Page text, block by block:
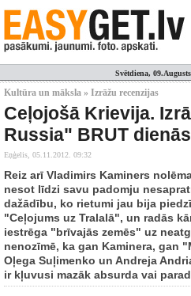
Svētdiena,
Kultūra un māksla » Izrāžu recenzijas
Ceļojošā Krievija.
Russia" BRUT
Eņģelis, 05.11.2012. 09:32
Reiz arī Vladimirs Kaminers
nesot līdzi savu padomju
dažādību, ko rietumi jau bija
"Ceļojums uz Tralalā", un radās
iestrēga "brīvajās zemēs" uz
nenozīmē, ka gan Kaminera, gan
Oļega Suļimenko un Andreja
ir kļuvusi mazāk absurda vai